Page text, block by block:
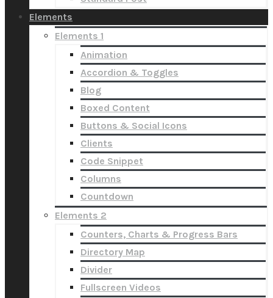
Elements
Elements 1
Animation
Accordion & Toggles
Blog
Boxed Content
Buttons & Social Icons
Clients
Code Snippet
Columns
Countdown
Elements 2
Counters, Charts & Progress Bars
Directory Map
Divider
Fullscreen Videos